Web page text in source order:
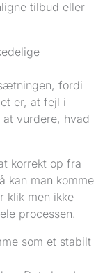
tilbud eller
fordi
er, at fejl i
vurdere, hvad
korrekt op fra
kan man komme
klik men ikke
processen.
som et stabilt